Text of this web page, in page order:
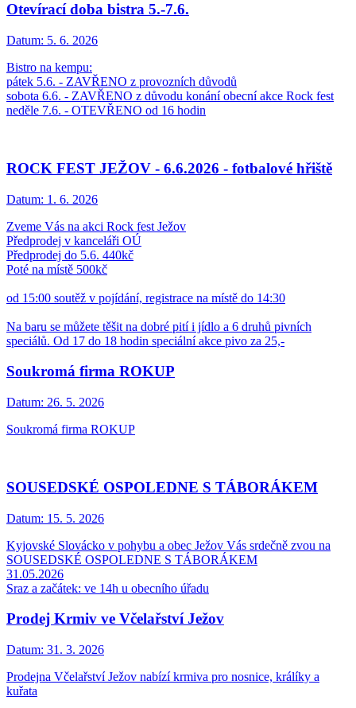
Otevírací doba bistra 5.-7.6.
Datum: 5. 6. 2026
Bistro na kempu:
pátek 5.6. - ZAVŘENO z provozních důvodů
sobota 6.6. - ZAVŘENO z důvodu konání obecní akce Rock fest
neděle 7.6. - OTEVŘENO od 16 hodin
ROCK FEST JEŽOV - 6.6.2026 - fotbalové hřiště
Datum: 1. 6. 2026
Zveme Vás na akci Rock fest Ježov
Předprodej v kanceláři OÚ
Předprodej do 5.6. 440kč
Poté na místě 500kč
od 15:00 soutěž v pojídání, registrace na místě do 14:30
Na baru se můžete těšit na dobré pití i jídlo a 6 druhů pivních
speciálů. Od 17 do 18 hodin speciální akce pivo za 25,-
Soukromá firma ROKUP
Datum: 26. 5. 2026
Soukromá firma ROKUP
SOUSEDSKÉ OSPOLEDNE S TÁBORÁKEM
Datum: 15. 5. 2026
Kyjovské Slovácko v pohybu a obec Ježov Vás srdečně zvou na
SOUSEDSKÉ OSPOLEDNE S TÁBORÁKEM
31.05.2026
Sraz a začátek: ve 14h u obecního úřadu
Prodej Krmiv ve Včelařství Ježov
Datum: 31. 3. 2026
Prodejna Včelařství Ježov nabízí krmiva pro nosnice, králíky a
kuřata